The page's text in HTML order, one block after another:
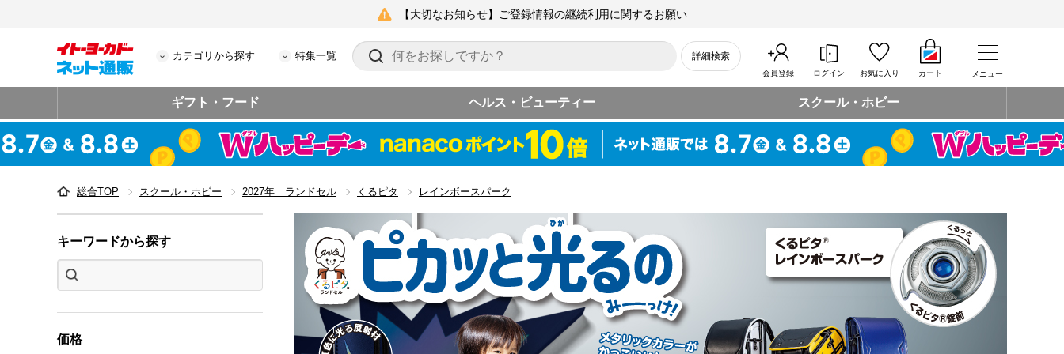
【大切なお知らせ】ご登録情報の継続利用に関するお願い
カテゴリから探す 特集一覧 詳細検索
会員登録 ログイン お気に入り カート メニュー
ギフト・フード ヘルス・ビューティー スクール・ホビー
総合TOP スクール・ホビー 2027年 ランドセル くるピタ レインボースパーク
キーワードから探す
価格